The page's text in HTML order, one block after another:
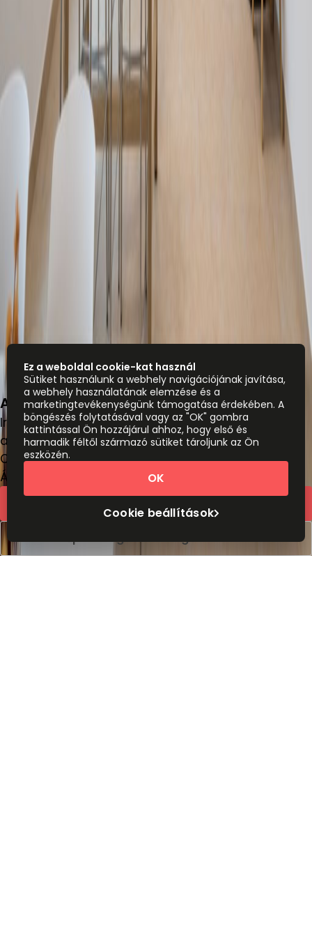
Arany Janos u. 55, Debrecen 4025, 4025
Irodatér
a weboldalról HUF200 személy/hónap
Coworking asztalok
Ár kérésre
Időpont foglalása megtekintéshez
Ez a weboldal cookie-kat használ
Sütiket használunk a webhely navigációjának javítása,
a webhely használatának elemzése és a
marketingtevékenységünk támogatása érdekében. A
böngészés folytatásával vagy az "OK" gombra
kattintással Ön hozzájárul ahhoz, hogy első és
harmadik féltől származó sütiket tároljunk az Ön
eszközén.
Cookie beállítások
OK